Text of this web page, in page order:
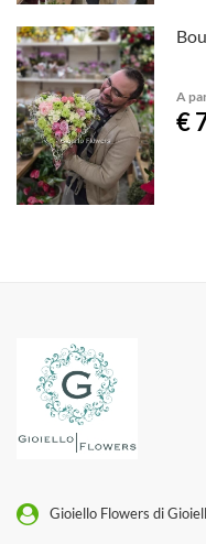
A
€
Gioiello Flowers di